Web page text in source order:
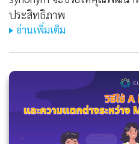
ประสิทธิภาพ
อ่านเพิ่มเติม